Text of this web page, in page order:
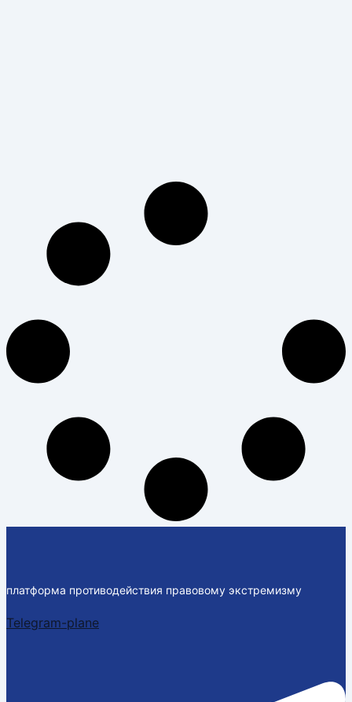
платформа противодействия правовому экстремизму
Telegram-plane